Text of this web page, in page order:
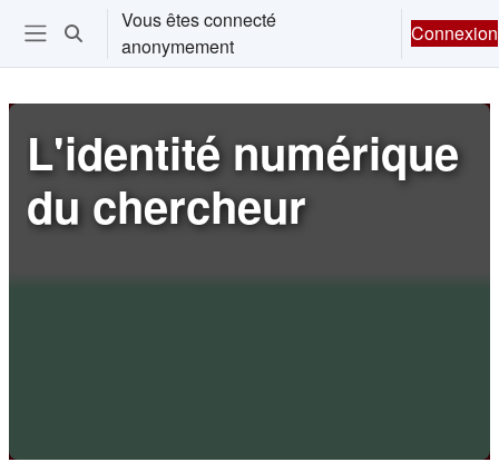
Passer au contenu principal
Ouvrir le menu de navigation
Activer/désactiver la saisie de recherche
Vous êtes connecté
anonymement
Connexion
L'identité numérique
du chercheur